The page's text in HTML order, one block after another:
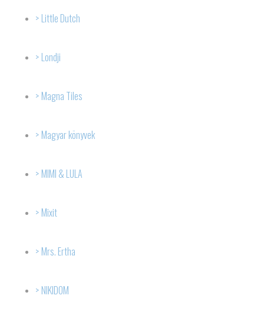
Little Dutch
Londji
Magna Tiles
Magyar könyvek
MIMI & LULA
Mixit
Mrs. Ertha
NIKIDOM